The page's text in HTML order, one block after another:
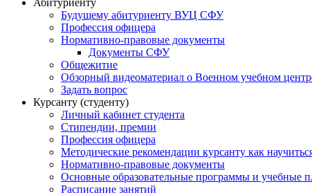
Абитуриенту
Будущему абитуриенту ВУЦ СФУ
Профессия офицера
Нормативно-правовые документы
Документы СФУ
Общежитие
Обзорный видеоматериал о Военном учебном
Задать вопрос
Курсанту (студенту)
Личный кабинет студента
Стипендии, премии
Профессия офицера
Методические рекомендации курсанту как
Нормативно-правовые документы
Основные образовательные программы и учебные
Расписание занятий